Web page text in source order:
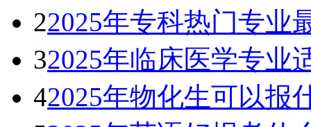
22025年专科热门专业
32025年临床医学专业
42025年物化生可以报